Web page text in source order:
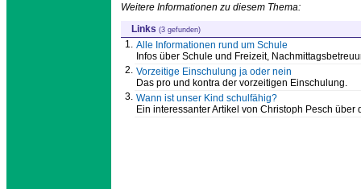
Weitere Informationen zu diesem Thema:
Links (3 gefunden)
1. Alle Informationen rund um Schule
Infos über Schule und Freizeit,
2. Vorzeitige Einschulung ja oder nein
Das pro und kontra der vorzeitigen Einschulung.
3. Wann ist unser Kind schulfähig?
Ein interessanter Artikel von Christoph Pesch über